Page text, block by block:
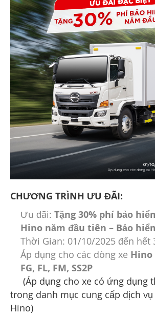
CHƯƠNG TRÌNH ƯU ĐÃI:
Ưu đãi: Tặng 30% phí bảo
Hino năm đầu tiên – Bảo
Thời Gian: 01/10/2025 đến hết
Áp dụng cho các dòng xe Hino
FG, FL, FM, SS2P
(Áp dụng cho xe có ứng dụng
trong danh mục cung cấp dịch
Hino)